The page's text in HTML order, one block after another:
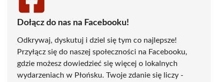
Dołącz do nas na Facebooku!
Odkrywaj, dyskutuj i dziel się tym co najlepsze!
Przyłącz się do naszej społeczności na Facebooku,
gdzie możesz dowiedzieć się więcej o lokalnych
wydarzeniach w Płońsku. Twoje zdanie się liczy -